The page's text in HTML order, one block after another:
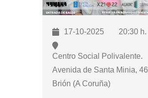
17-10-2025 20:30 h.
Centro Social Polivalente.
Avenida de Santa Minia, 46
Brión (A Coruña)